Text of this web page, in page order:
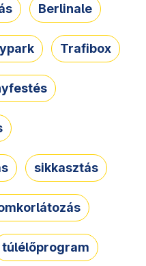
Berlinale
Trafibox
sikkasztás
túlélőprogram